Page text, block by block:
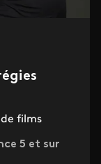
films
5 et sur